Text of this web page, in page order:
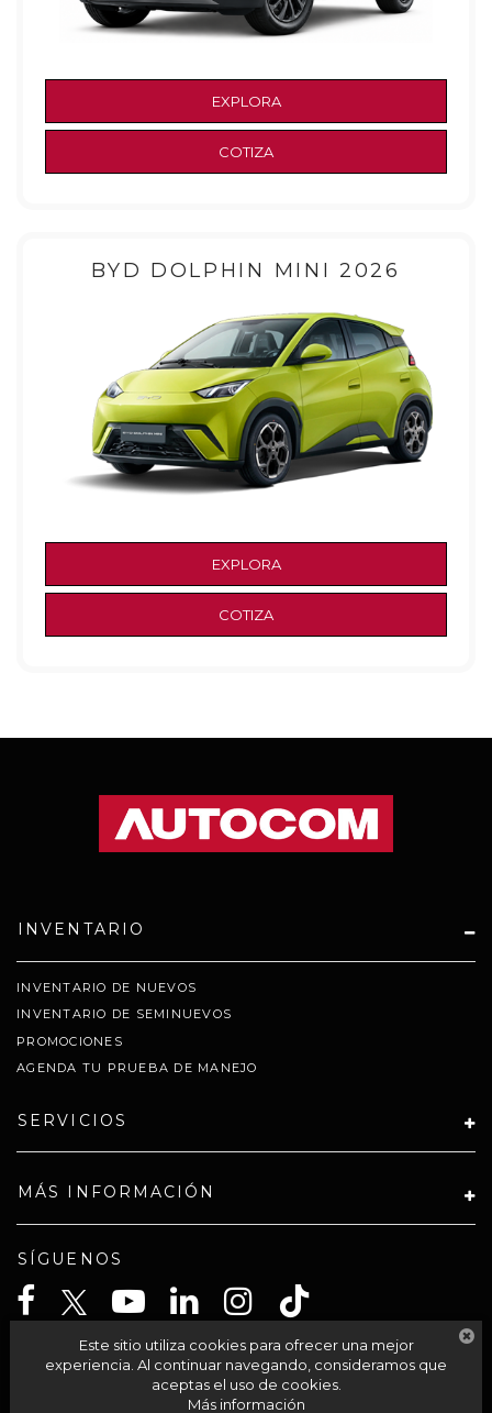
EXPLORA
COTIZA
BYD DOLPHIN MINI 2026
EXPLORA
COTIZA
INVENTARIO
INVENTARIO DE NUEVOS
INVENTARIO DE SEMINUEVOS
PROMOCIONES
AGENDA TU PRUEBA DE MANEJO
SERVICIOS
MÁS INFORMACIÓN
SÍGUENOS
CELTA SOLUCIONES SA PI DE CV
Este sitio utiliza cookies para ofrecer una mejor
experiencia. Al continuar navegando, consideramos que
aceptas el uso de cookies.
Más información